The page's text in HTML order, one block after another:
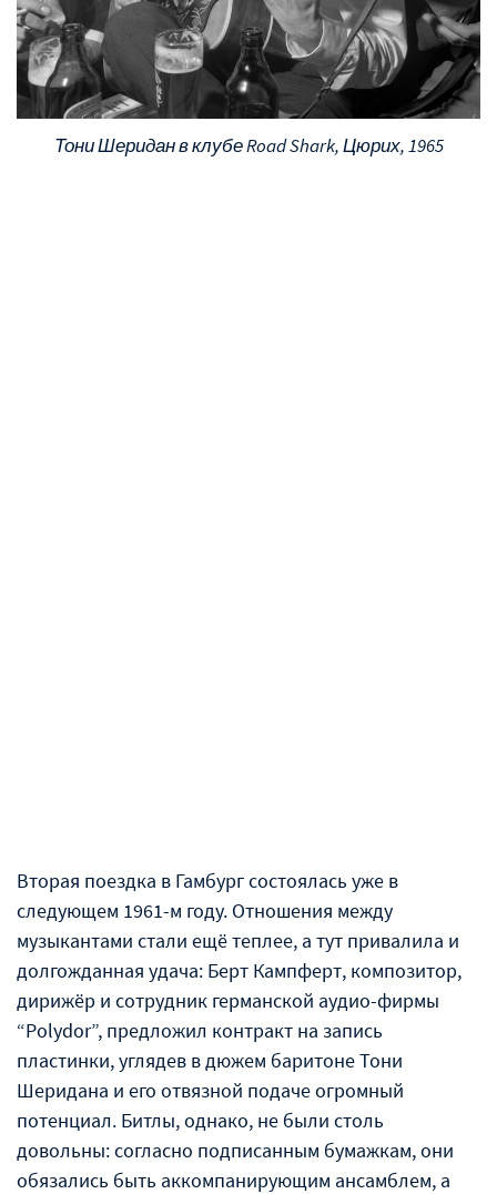
Тони Шеридан в клубе Road Shark, Цюрих, 1965
Вторая поездка в Гамбург состоялась уже в
следующем 1961-м году. Отношения между
музыкантами стали ещё теплее, а тут привалила и
долгожданная удача: Берт Кампферт, композитор,
дирижёр и сотрудник германской аудио-фирмы
“Polydor”, предложил контракт на запись
пластинки, углядев в дюжем баритоне Тони
Шеридана и его отвязной подаче огромный
потенциал. Битлы, однако, не были столь
довольны: согласно подписанным бумажкам, они
обязались быть аккомпанирующим ансамблем, а